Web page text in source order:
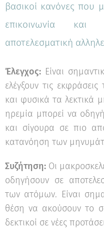
Κάνε το
βασικοί κανόνες που
επικοινωνία
αποτελεσματική
Έλεγχος: Είναι
ελέγξουν τις
και φυσικά τα λεκτικά
ηρεμία μπορεί να
και σίγουρα σε πιο
κατανόηση των
Συζήτηση: Οι
οδηγήσουν σε
των ατόμων. Είναι
θέση να ακούσουν το
δεκτικοί σε νέες